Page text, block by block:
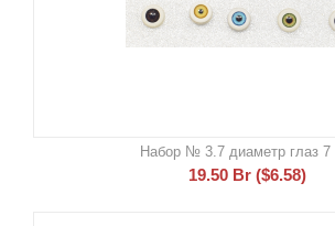
Набор № 3.7 диаметр глаз
19.50 Br ($6.58)